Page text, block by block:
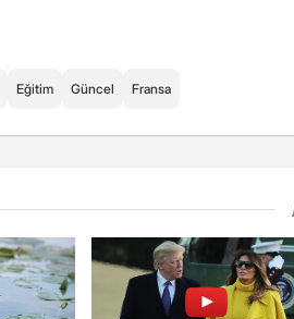
Eğitim Güncel Fransa